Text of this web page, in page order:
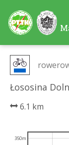
Łososina
6.1 km
350m